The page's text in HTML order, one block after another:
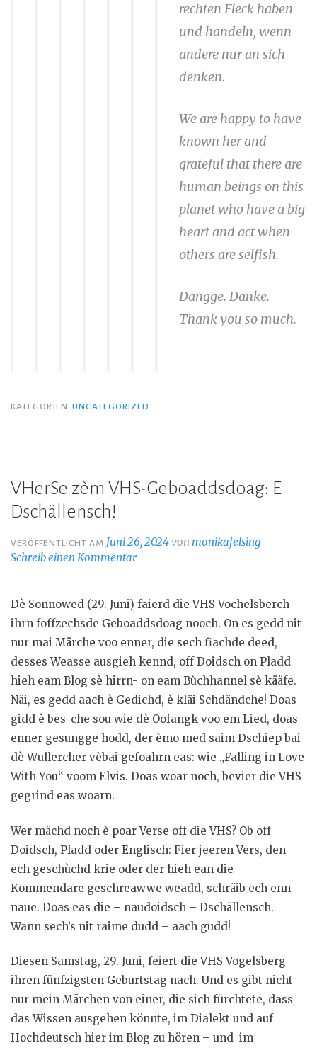
rechten Fleck haben
und handeln, wenn
andere nur an sich
denken.
We are happy to have
known her and
grateful that there are
human beings on this
planet who have a big
heart and act when
others are selfish.
Dangge. Danke.
Thank you so much.
KATEGORIEN UNCATEGORIZED
VHerSe zèm VHS-Geboaddsdoag: E
Dschällensch!
VERÖFFENTLICHT AM Juni 26, 2024vonmonikafelsing
Schreib einen Kommentar
Dè Sonnowed (29. Juni) faierd die VHS Vochelsberch
ihrn foffzechsde Geboaddsdoag nooch. On es gedd nit
nur mai Märche voo enner, die sech fiachde deed,
desses Weasse ausgieh kennd, off Doidsch on Pladd
hieh eam Blog sè hirrn- on eam Bùchhannel sè kääfe.
Näi, es gedd aach è Gedichd, è kläi Schdändche! Doas
gidd è bes-che sou wie dè Oofangk voo em Lied, doas
enner gesungge hodd, der èmo med saim Dschiep bai
dè Wullercher vèbai gefoahrn eas: wie „Falling in Love
With You“ voom Elvis. Doas woar noch, bevier die VHS
gegrind eas woarn.
Wer mächd noch è poar Verse off die VHS? Ob off
Doidsch, Pladd oder Englisch: Fier jeeren Vers, den
ech geschùchd krie oder der hieh ean die
Kommendare geschreawwe weadd, schräib ech enn
naue. Doas eas die – naudoidsch – Dschällensch.
Wann sech’s nit raime dudd – aach gudd!
Diesen Samstag, 29. Juni, feiert die VHS Vogelsberg
ihren fünfzigsten Geburtstag nach. Und es gibt nicht
nur mein Märchen von einer, die sich fürchtete, dass
das Wissen ausgehen könnte, im Dialekt und auf
Hochdeutsch hier im Blog zu hören – und im